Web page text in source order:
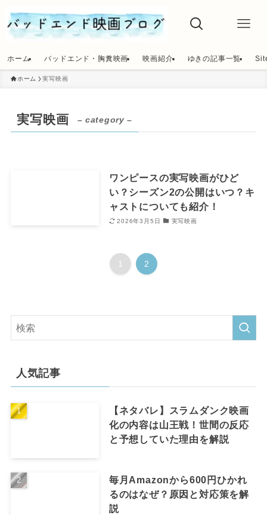
ホーム バッドエンド・胸糞映画 映画紹介 ゆきの記事一覧
ホーム 実写映画
実写映画 – category –
ワンピースの実写映画がひど
い？シーズン2の公開はいつ？キ
ャストについても紹介！
2026年3月5日 実写映画
1 2
人気記事
【ネタバレ】スラムダンク映画
化の内容は山王戦！世間の反応
と予想していた理由を解説
毎月Amazonから600円ひかれ
るのはなぜ？原因と対応策を解
説